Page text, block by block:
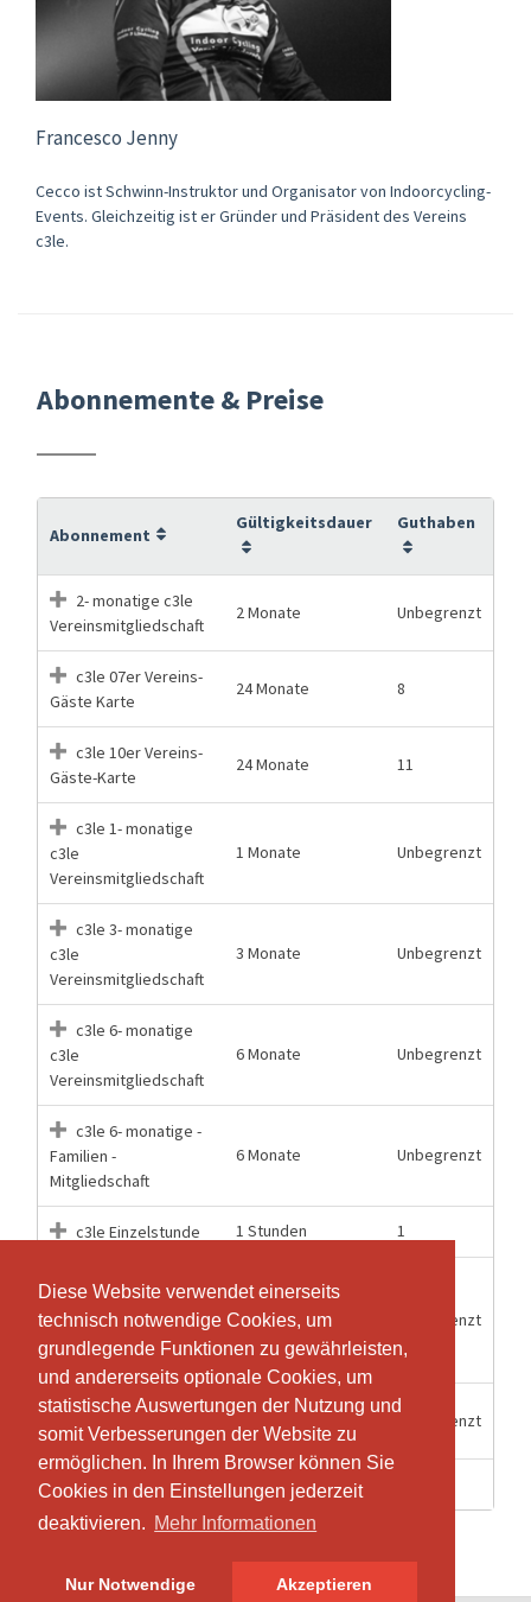
Diese Website verwendet einerseits
technisch notwendige Cookies, um
grundlegende Funktionen zu gewährleisten,
und andererseits optionale Cookies, um
statistische Auswertungen der Nutzung und
somit Verbesserungen der Website zu
ermöglichen. In Ihrem Browser können Sie
Cookies in den Einstellungen jederzeit
deaktivieren. Mehr Informationen
Nur Notwendige Akzeptieren
Diese Website verwendet einerseits
technisch notwendige Cookies, um
grundlegende Funktionen zu gewährleisten,
und andererseits optionale Cookies, um
statistische Auswertungen der Nutzung und
somit Verbesserungen der Website zu
ermöglichen. In Ihrem Browser können Sie
Cookies in den Einstellungen jederzeit
deaktivieren. Mehr Informationen
Nur Notwendige Akzeptieren
Francesco Jenny
Cecco ist Schwinn-Instruktor und Organisator von Indoorcycling-
Events. Gleichzeitig ist er Gründer und Präsident des Vereins
c3le.
Abonnemente & Preise
Abonnement
Gültigkeitsdauer Guthaben
2- monatige c3le
Vereinsmitgliedschaft
2 Monate Unbegrenzt
c3le 07er Vereins-
Gäste Karte
24 Monate 8
c3le 10er Vereins-
Gäste-Karte
24 Monate 11
c3le 1- monatige
c3le
Vereinsmitgliedschaft
1 Monate Unbegrenzt
c3le 3- monatige
c3le
Vereinsmitgliedschaft
3 Monate Unbegrenzt
c3le 6- monatige
c3le
Vereinsmitgliedschaft
6 Monate Unbegrenzt
c3le 6- monatige -
Familien -
Mitgliedschaft
6 Monate Unbegrenzt
c3le Einzelstunde 1 Stunden 1
c3le Jahres
"KombiPlus"
Mitgliedschaft c3le und
Van der Merwe Center
12 Monate Unbegrenzt
c3le Jahres
Vereinsmitgliedschaft
Unbegrenzt
c3le Probetraining 2 Stunden